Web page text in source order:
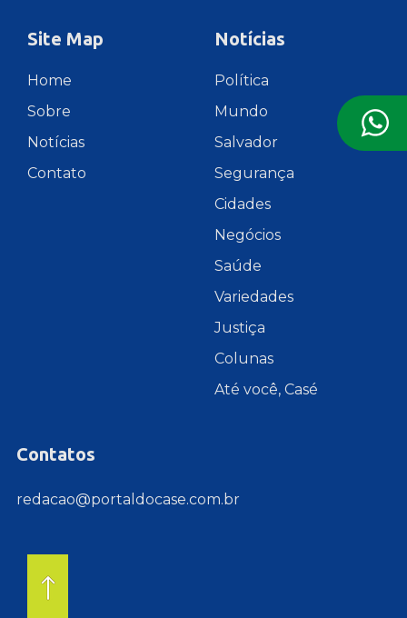
Site Map
Home
Sobre
Notícias
Contato
Notícias
Política
Mundo
Salvador
Segurança
Cidades
Negócios
Saúde
Variedades
Justiça
Colunas
Até você, Casé
Contatos
redacao@portaldocase.com.br